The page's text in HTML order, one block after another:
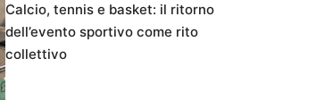
Calcio, tennis e basket: il ritorno
dell’evento sportivo come rito
collettivo